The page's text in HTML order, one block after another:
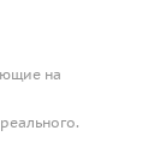
на